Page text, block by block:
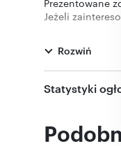
Jeżeli
posiadamy
Powyższa
Oferta wysłana
Numer oferty:
Rozwiń
Statystyki